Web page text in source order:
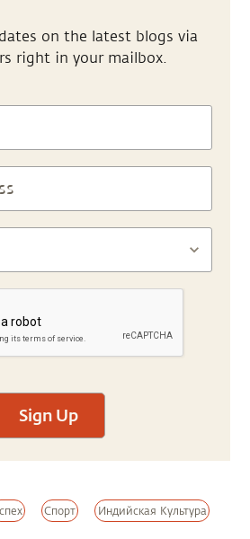
on the latest blogs via
right in your mailbox.
Sign Up
Спорт Индийская Культура